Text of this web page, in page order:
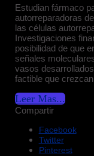
Estudian fármaco
autorreparadoras
las células
Investigaciones
posibilidad de que
señales
vasos
factible que
Leer Mas...
Compartir
Facebook
Twitter
Pinterest